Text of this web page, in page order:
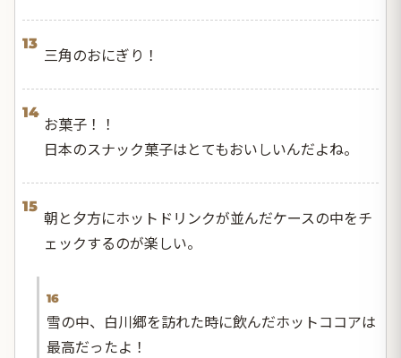
13
三角のおにぎり！
14
お菓子！！
日本のスナック菓子はとてもおいしいんだよね。
15
朝と夕方にホットドリンクが並んだケースの中をチ
ェックするのが楽しい。
16
雪の中、白川郷を訪れた時に飲んだホットココアは
最高だったよ！